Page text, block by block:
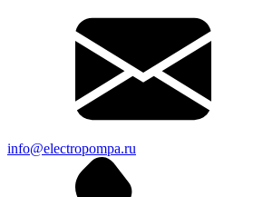
info@electropompa.ru